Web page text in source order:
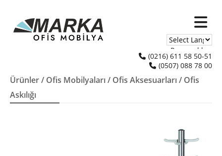
Powered by
Translate
(0216) 611 58 50-51
(0507) 088 78 00
Ürünler/ Ofis Mobilyaları/ Ofis Aksesuarları/ Ofis
Askılığı